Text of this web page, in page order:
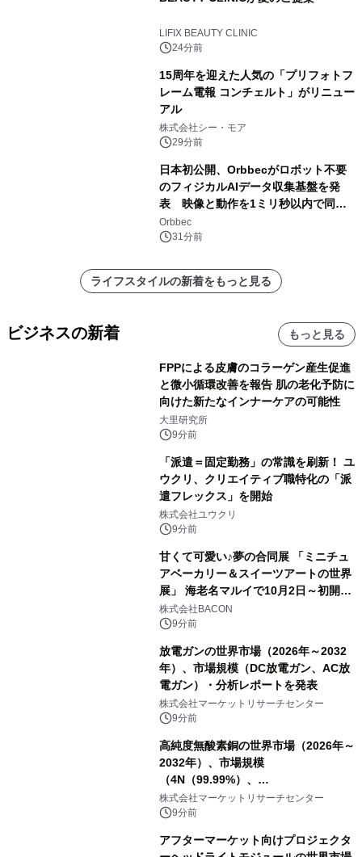
LIFIX BEAUTY CLINIC
24分前
15周年を迎えた人気の「プリフォトフ
レーム電報 コンチェルト」がリニュー
アル
株式会社シー・モア
29分前
日本初公開、Orbbecがロボット不要
のフィジカルAIデータ収集基盤を発
表 映像と動作を1ミリ秒以内で同
期、約200グラムの試作機をROSCon
JP 2026で実演
Orbbec
31分前
ライフスタイルの新着をもっと見る
ビジネスの新着 もっと見る
FPPによる皮膚のコラーゲン産生促進
と微小循環改善を報告 肌の老化予防に
向けた新たなインナーケアの可能性
大里研究所
9分前
「派遣＝固定勤務」の常識を刷新！ ユ
ウクリ、クリエイティブ職特化の「派
遣フレックス」を開始
株式会社ユウクリ
9分前
甘くて可愛い♪夢の合同展 「ミニチュ
アベーカリー＆スイーツアートの世界
展」 海老名マルイで10月2日～初開
催！
株式会社BACON
9分前
放電ガンの世界市場（2026年～2032
年）、市場規模（DC放電ガン、AC放
電ガン）・分析レポートを発表
株式会社マーケットリサーチセンター
9分前
高純度無酸素銅の世界市場（2026年～
2032年）、市場規模
（4N（99.99%）、
4N5（99.995%）、5N（99.999%）、
5N5（99.9995%））・分析レポート
株式会社マーケットリサーチセンター
9分前
アフターマーケット向けプロジェクタ